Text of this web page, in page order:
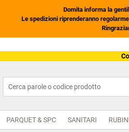
Domita informa la
Le spedizioni riprenderanno
PARQUET & SPC SANITARI